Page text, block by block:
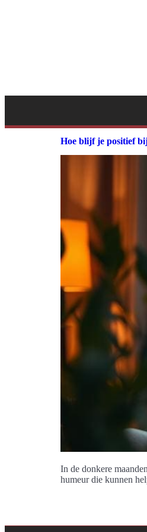
Hoe blijf je positief
In de donkere
humeur die kunnen